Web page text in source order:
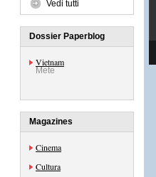
Vedi tutti
Dossier Paperblog
Vietnam
Mete
Magazines
Cinema
Cultura